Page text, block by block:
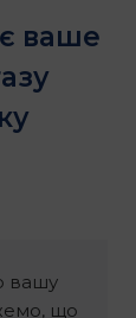
ваше
вашу
що